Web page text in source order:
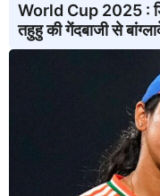
World Cup 2025 :
तहुहु की गेंदबाजी से